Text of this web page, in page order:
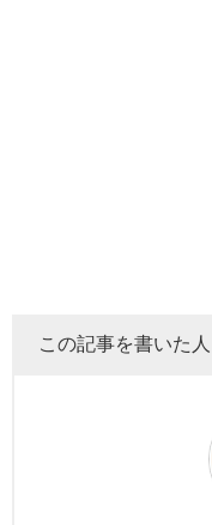
この記事を書いた人